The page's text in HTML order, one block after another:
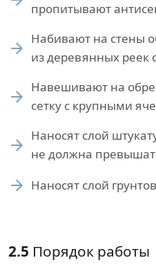
пропитывают
Набивают на стены
из деревянных реек
Навешивают на
сетку с крупными
Наносят слой
не должна
Наносят слой
2.5 Порядок работы